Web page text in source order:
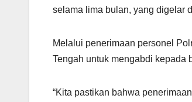
selama lima bulan, yang digelar
Melalui penerimaan personel
Tengah untuk mengabdi kepada
“Kita pastikan bahwa